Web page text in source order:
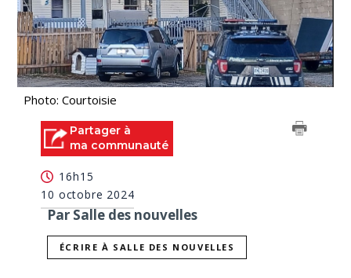
Photo: Courtoisie
Partager à
ma communauté
16h15
10 octobre 2024
Par Salle des nouvelles
ÉCRIRE À SALLE DES NOUVELLES